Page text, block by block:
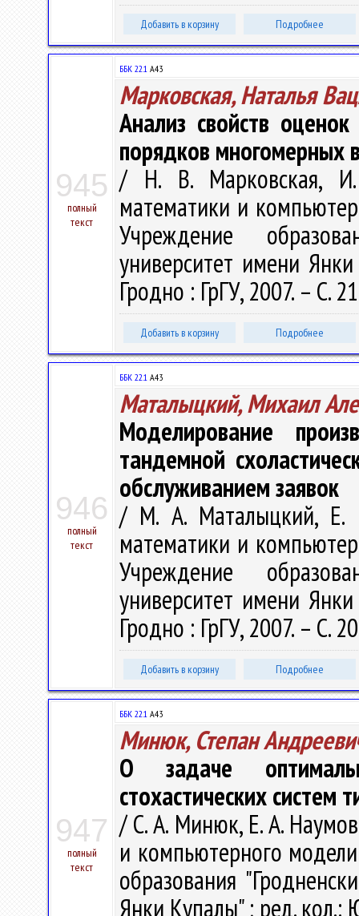
Добавить в корзину Подробнее
945
полный
текст
ББК 22.1 А43
Марковская, Наталья
Анализ свойств
порядков многомерных
/ Н. В. Марковская,
математики и
Учреждение
университет имени
Гродно : ГрГУ, 2007. – С.
Добавить в корзину Подробнее
946
полный
текст
ББК 22.1 А43
Маталыцкий, Михаил
Моделирование
тандемной
обслуживанием заявок
/ М. А. Маталыцкий, Е.
математики и
Учреждение
университет имени
Гродно : ГрГУ, 2007. – С.
Добавить в корзину Подробнее
947
полный
текст
ББК 22.1 А43
Минюк, Степан
О задаче
стохастических систем
/ С. А. Минюк, Е. А.
и компьютерного
образования
Янки Купалы" ; ред. кол.: